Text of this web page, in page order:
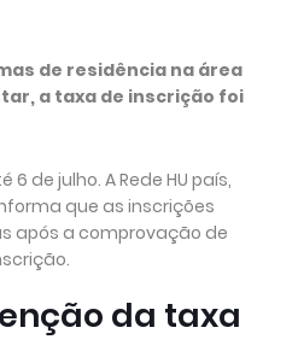
de residência na área
a taxa de inscrição foi
de julho. A Rede HU país,
que as inscrições
após a comprovação de
da taxa